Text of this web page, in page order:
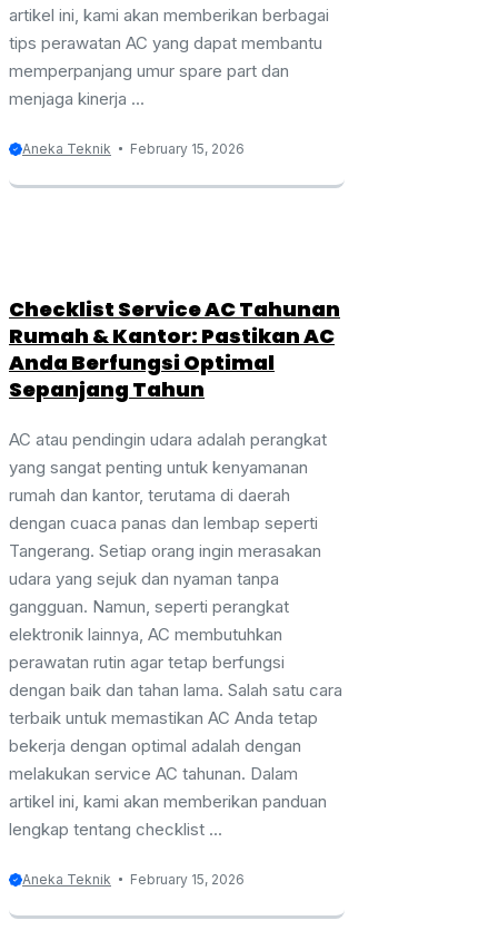
artikel ini, kami akan memberikan berbagai
tips perawatan AC yang dapat membantu
memperpanjang umur spare part dan
menjaga kinerja ...
Aneka Teknik February 15, 2026
Checklist Service AC Tahunan
Rumah & Kantor: Pastikan AC
Anda Berfungsi Optimal
Sepanjang Tahun
AC atau pendingin udara adalah perangkat
yang sangat penting untuk kenyamanan
rumah dan kantor, terutama di daerah
dengan cuaca panas dan lembap seperti
Tangerang. Setiap orang ingin merasakan
udara yang sejuk dan nyaman tanpa
gangguan. Namun, seperti perangkat
elektronik lainnya, AC membutuhkan
perawatan rutin agar tetap berfungsi
dengan baik dan tahan lama. Salah satu cara
terbaik untuk memastikan AC Anda tetap
bekerja dengan optimal adalah dengan
melakukan service AC tahunan. Dalam
artikel ini, kami akan memberikan panduan
lengkap tentang checklist ...
Aneka Teknik February 15, 2026